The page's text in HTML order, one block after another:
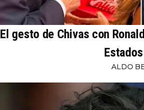
El gesto de Chivas con
ALDO